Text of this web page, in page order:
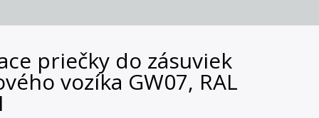
priečky do zásuviek
vozíka GW07, RAL